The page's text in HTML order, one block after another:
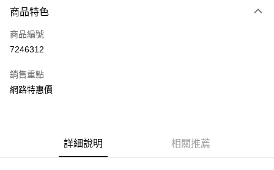
信用卡一次付款
超商取貨付款
Apple Pay
商品特色
商品編號
7246312
銷售重點
網路特惠價
詳細說明 相關推薦